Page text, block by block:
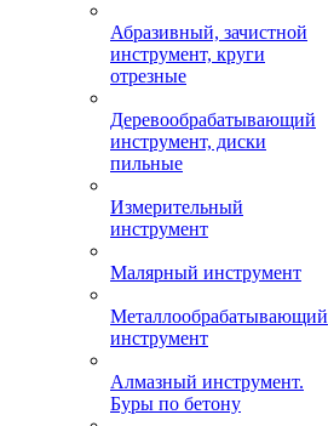
Абразивный, зачистной
инструмент, круги
отрезные
Деревообрабатывающий
инструмент, диски
пильные
Измерительный
инструмент
Малярный инструмент
Металлообрабатывающий
инструмент
Алмазный инструмент.
Буры по бетону